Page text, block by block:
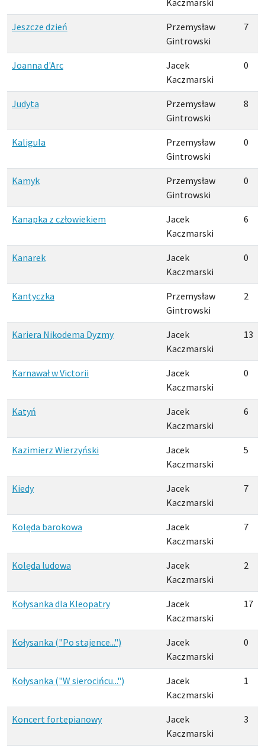
Kaczmarski
Jeszcze dzień
Przemysław
Gintrowski
7
Joanna d'Arc
Jacek
Kaczmarski
0
Judyta
Przemysław
Gintrowski
8
Kaligula
Przemysław
Gintrowski
0
Kamyk
Przemysław
Gintrowski
0
Kanapka z człowiekiem
Jacek
Kaczmarski
6
Kanarek
Jacek
Kaczmarski
0
Kantyczka
Przemysław
Gintrowski
2
Kariera Nikodema Dyzmy
Jacek
Kaczmarski
13
Karnawał w Victorii
Jacek
Kaczmarski
0
Katyń
Jacek
Kaczmarski
6
Kazimierz Wierzyński
Jacek
Kaczmarski
5
Kiedy
Jacek
Kaczmarski
7
Kolęda barokowa
Jacek
Kaczmarski
7
Kolęda ludowa
Jacek
Kaczmarski
2
Kołysanka dla Kleopatry
Jacek
Kaczmarski
17
Kołysanka ("Po stajence...")
Jacek
Kaczmarski
0
Kołysanka ("W sierocińcu...")
Jacek
Kaczmarski
1
Koncert fortepianowy
Jacek
Kaczmarski
3